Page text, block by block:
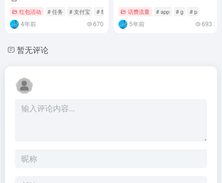
红包活动 # 任务 # 支付宝 # 红包
4年前 670
话费流量 # app # g # p
5年前 693
暂无评论